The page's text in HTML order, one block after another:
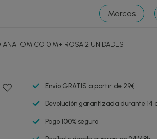
Marcas
0 M+ ROSA 2 UNIDADES
Envío GRATIS a partir de 29€
Devolución garantizada durante 14
Pago 100% seguro